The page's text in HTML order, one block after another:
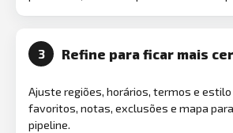
3 Refine para ficar mais
Ajuste regiões, horários, termos e
favoritos, notas, exclusões e mapa
pipeline.